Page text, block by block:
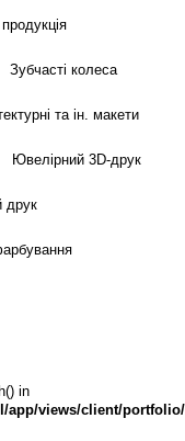
Зубчасті колеса
та ін. макети
Ювелірний 3D-друк
друк
in
app/views/client/